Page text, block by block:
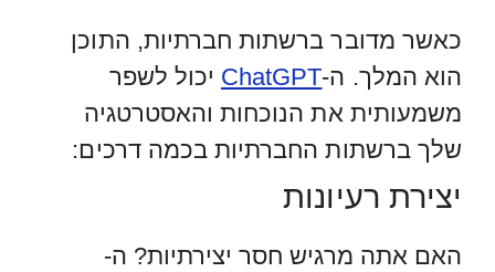
כאשר מדובר ברשתות חברתיות, התוכן
הוא המלך. ה-ChatGPT יכול לשפר
משמעותית את הנוכחות והאסטרטגיה
שלך ברשתות החברתיות בכמה דרכים:
יצירת רעיונות
האם אתה מרגיש חסר יצירתיות? ה-